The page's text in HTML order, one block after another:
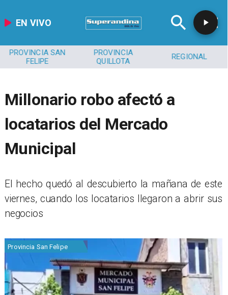
EN VIVO
PROVINCIA SAN
FELIPE
PROVINCIA
QUILLOTA
REGIONAL
Millonario robo afectó a
locatarios del Mercado
Municipal
​​El hecho quedó al descubierto la mañana de este
viernes, cuando los locatarios llegaron a abrir sus
negocios
Provincia San Felipe